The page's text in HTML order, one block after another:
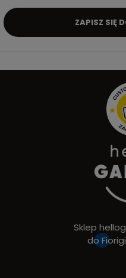
ZAPISZ SIĘ
Sklep
do